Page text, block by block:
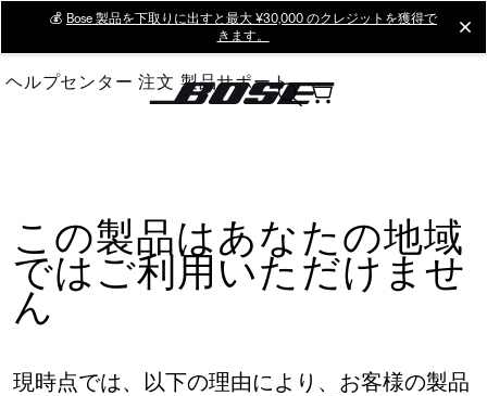
Main
💰 Bose 製品を下取りに出すと最大 ¥30,000 のクレジットを獲得で
きます。
ヘルプセンター 注文 製品サポート
この製品はあなたの地域
ではご利用いただけませ
ん
現時点では、以下の理由により、お客様の製品